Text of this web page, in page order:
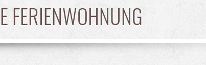
FERIENWOHNUNG